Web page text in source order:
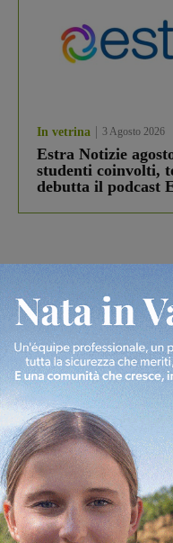
In vetrina 3 Agosto 2026
Estra Notizie
studenti coinvolti,
debutta il podcast
Più lette
Cronaca 4 Agosto 2026
Un anno fa la
Gianni, Giulia e
processo, lo stop
Cronaca 3 Agosto 2026
Scomparso da
Fiorentino l’uomo
Levane nel 2020
Cronaca 5 Agosto 2026